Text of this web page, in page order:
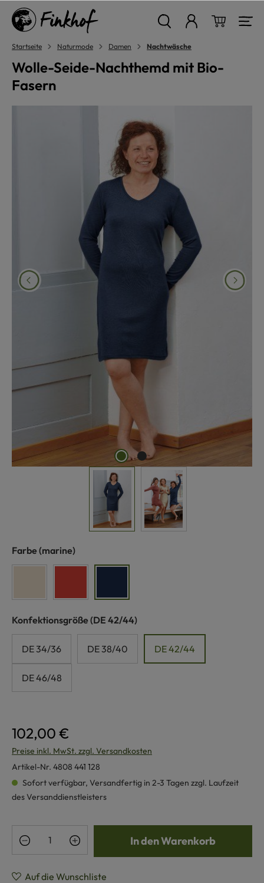
springen
Startseite Naturmode Damen Nachtwäsche
Wolle-Seide-Nachthemd mit Bio-
Fasern
Farbe auswählen
(marine)
Konfektionsgröße auswählen
(DE 42/44)
DE 34/36 DE 38/40 DE 42/44
DE 46/48
102,00 €
Preise inkl. MwSt. zzgl. Versandkosten
Artikel-Nr. 4808 441 128
Sofort verfügbar, Versandfertig in 2-3 Tagen zzgl. Laufzeit
des Versanddienstleisters
Produkt Anzahl: Gib den gewünschten
In den Warenkorb
Auf die Wunschliste